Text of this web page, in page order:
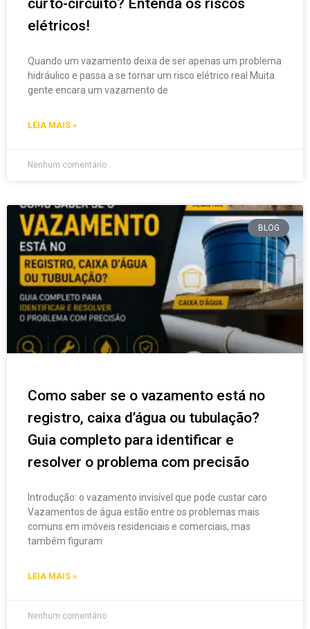
curto-circuito? Entenda os riscos
elétricos!
Quando um vazamento deixa de ser apenas um problema
hidráulico e passa a se tornar um risco elétrico real Muita
gente encara um vazamento de
LEIA MAIS »
Nenhum comentário
BLOG
Como saber se o vazamento está no
registro, caixa d’água ou tubulação?
Guia completo para identificar e
resolver o problema com precisão
Introdução: o vazamento invisível que pode custar caro
Vazamentos de água estão entre os problemas mais
comuns em imóveis residenciais e comerciais, mas
também figuram
LEIA MAIS »
Nenhum comentário